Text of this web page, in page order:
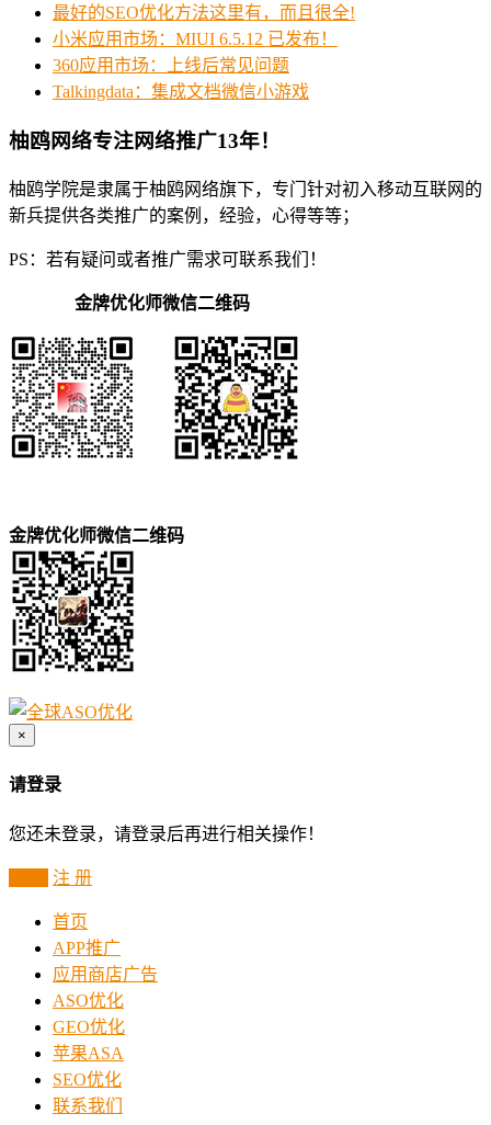
最好的SEO优化方法这里有，而且很全!
小米应用市场：MIUI 6.5.12 已发布！
360应用市场：上线后常见问题
Talkingdata：集成文档微信小游戏
柚鸥网络专注网络推广13年！
柚鸥学院是隶属于柚鸥网络旗下，专门针对初入移动互联网的
新兵提供各类推广的案例，经验，心得等等；
PS：若有疑问或者推广需求可联系我们！
金牌优化师微信二维码
金牌优化师微信二维码
×
请登录
您还未登录，请登录后再进行相关操作！
注 册
首页
APP推广
应用商店广告
ASO优化
GEO优化
苹果ASA
SEO优化
联系我们